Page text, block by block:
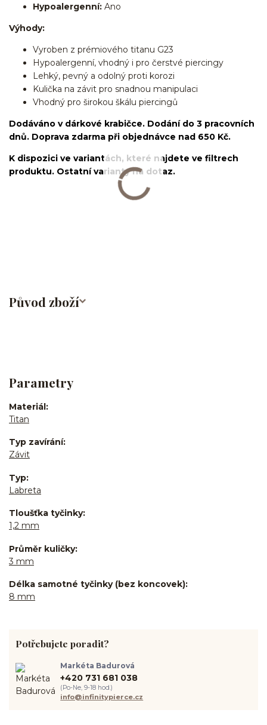
Hypoalergenní: Ano
Výhody:
Vyroben z prémiového titanu G23
Hypoalergenní, vhodný i pro čerstvé piercingy
Lehký, pevný a odolný proti korozi
Kulička na závit pro snadnou manipulaci
Vhodný pro širokou škálu piercingů
Dodáváno v dárkové krabičce. Dodání do 3 pracovních
dnů. Doprava zdarma při objednávce nad 650 Kč.
K dispozici ve variantách, které najdete ve filtrech
produktu. Ostatní varianty na dotaz.
Labret/labretka/flat back piercing/stříbrný/Do ucha/lobe/ušní
Původ zboží
Parametry
Materiál
Titan
Typ zavírání
Závit
Typ
Labreta
Tloušťka tyčinky
1,2 mm
Průměr kuličky
3 mm
Délka samotné tyčinky (bez koncovek)
8 mm
Potřebujete poradit?
Markéta Badurová
+420 731 681 038
(Po-Ne, 9-18 hod.)
info@infinitypierce.cz